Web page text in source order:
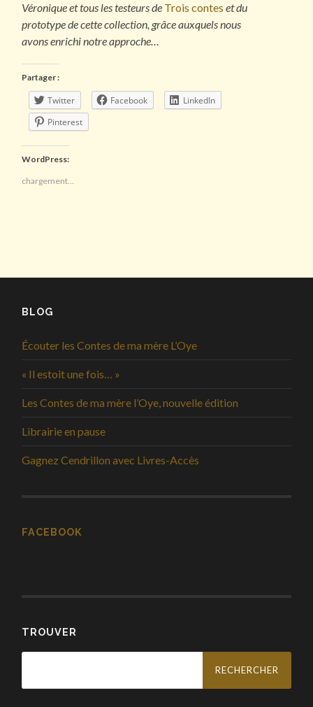
Véronique et tous les testeurs de Trois contes et du
prototype de cette collection, grâce auxquels nous
avons enrichi notre approche…
Partager :
Twitter Facebook
LinkedIn
Pinterest
WordPress:
chargement…
BLOG
Écouter les Contes de ma mère L’Oye
« Il estoit une fois… »
Les Contes de ma mère l’Oye, nouvelle édition
Librairie en pause
Gagnez Cendrillon avec Livres-Accès
FACEBOOK
TROUVER
Rechercher :